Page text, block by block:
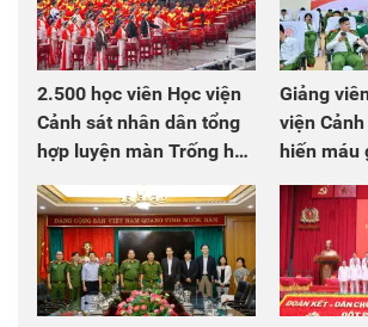
2.500 học viên Học viện
Cảnh sát nhân dân tổng
hợp luyện màn Trống hội
chào mừng Đại hội Đảng
Giảng
viện
hiến máu
đồng đội